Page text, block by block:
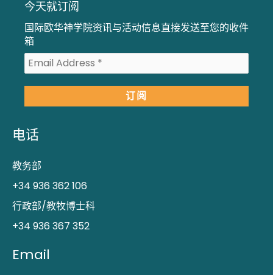
今天就订阅
国际欧华神学院资讯与活动信息直接发送至您的收件
箱
电话
教务部
+34 936 362 106
行政部/教牧博士科
+34 936 367 352
Email